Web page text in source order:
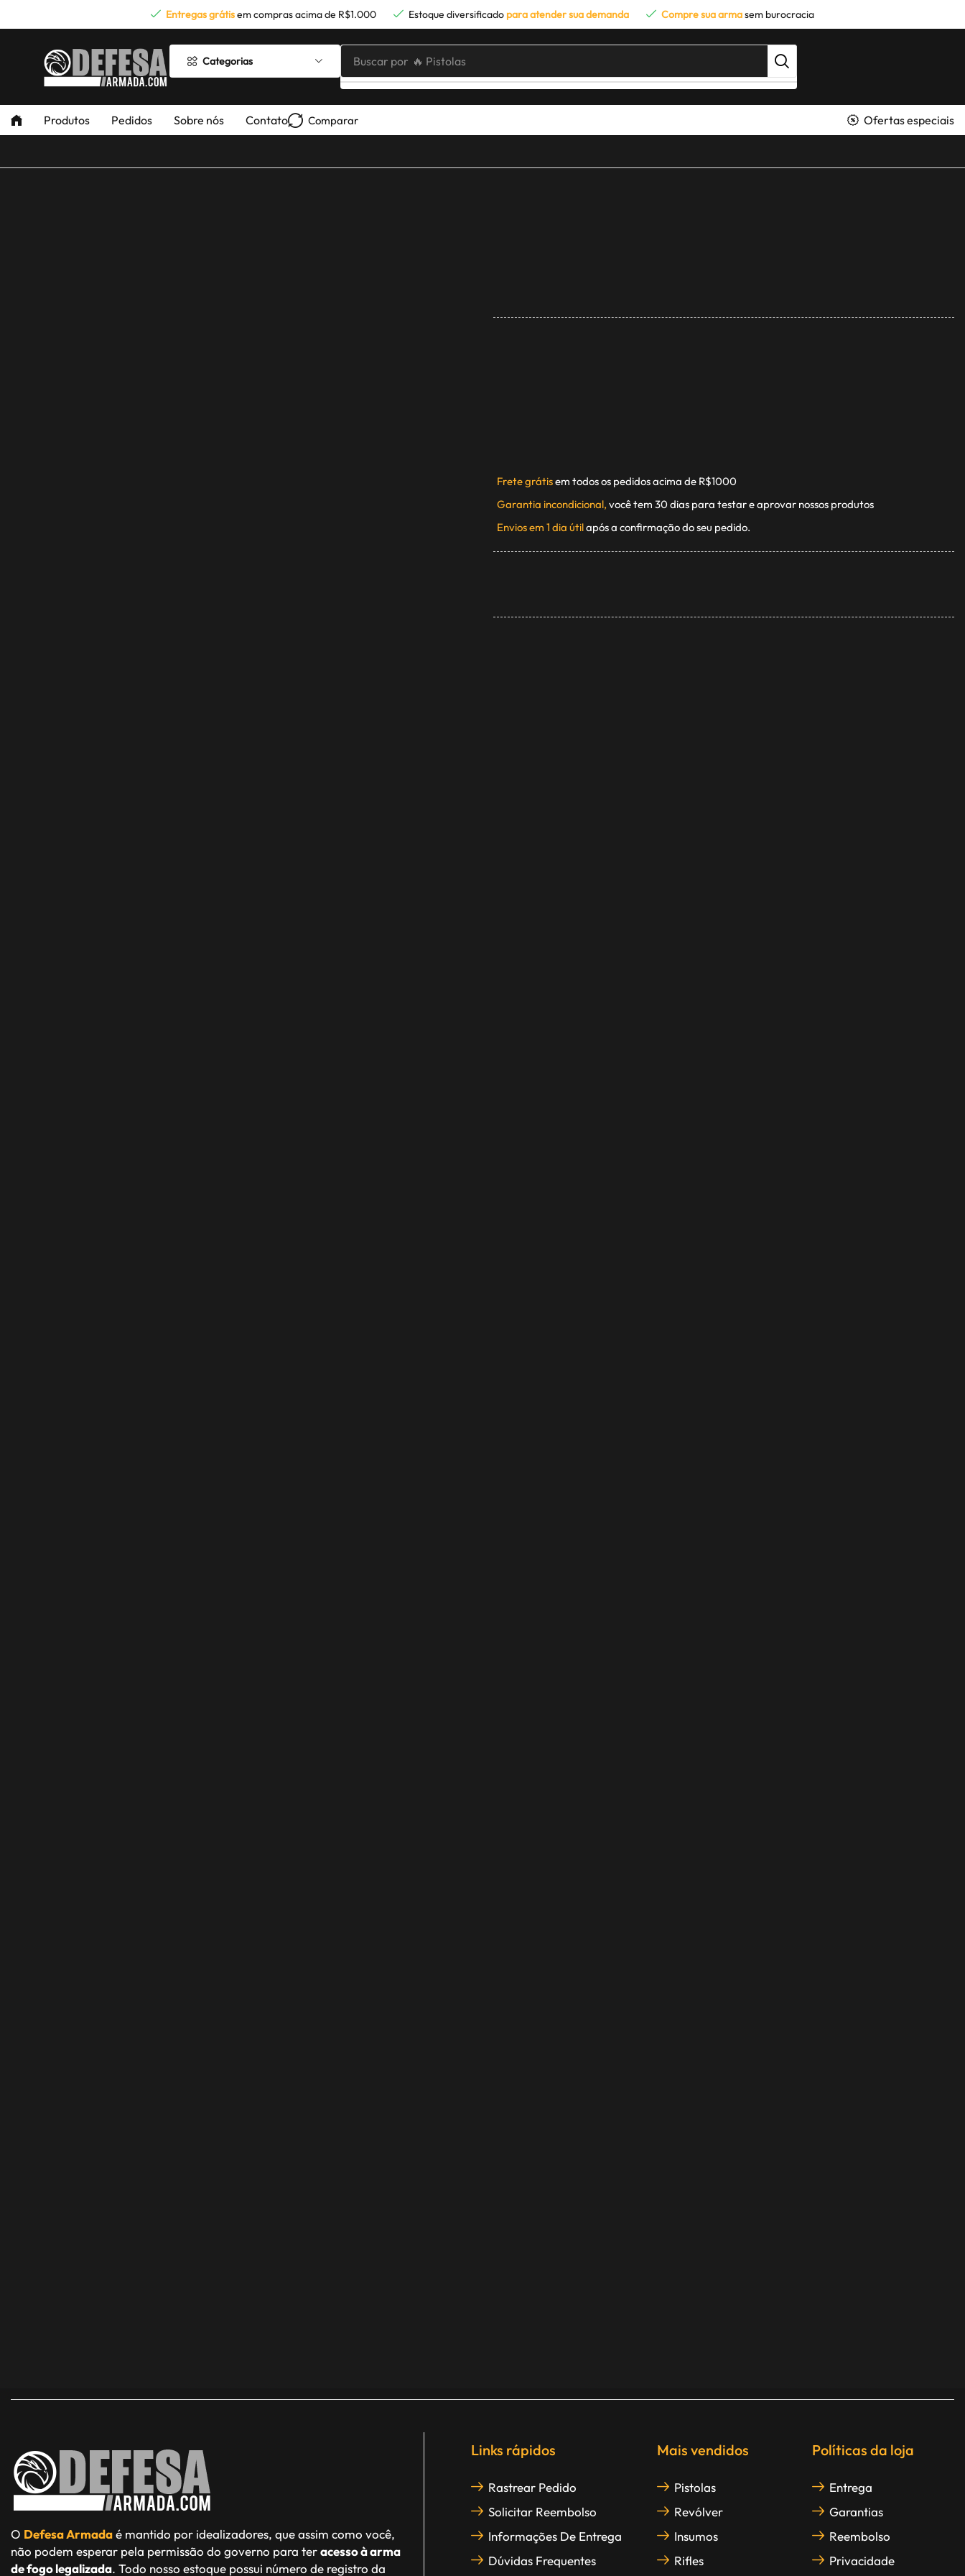
Entregas grátisem compras acima de R$1.000 Estoque diversificado para atender sua demanda Compre sua armasem burocracia
Categorias Buscar por 🔥 Pistolas
Produtos Pedidos Sobre nós Contato Comparar Ofertas especiais
Frete grátisem todos os pedidos acima de R$1000
Garantia incondicional, você tem 30 dias para testar e aprovar nossos produtos
Envios em 1 dia útilapós a confirmação do seu pedido.
O Defesa Armadaé mantido por idealizadores, que assim como você,
não podem esperar pela permissão do governo para teracesso à arma
de fogo legalizada. Todo nosso estoque possui número de registro da
Links rápidos
Rastrear Pedido
Solicitar Reembolso
Informações De Entrega
Dúvidas Frequentes
Mais vendidos
Pistolas
Revólver
Insumos
Rifles
Políticas da loja
Entrega
Garantias
Reembolso
Privacidade